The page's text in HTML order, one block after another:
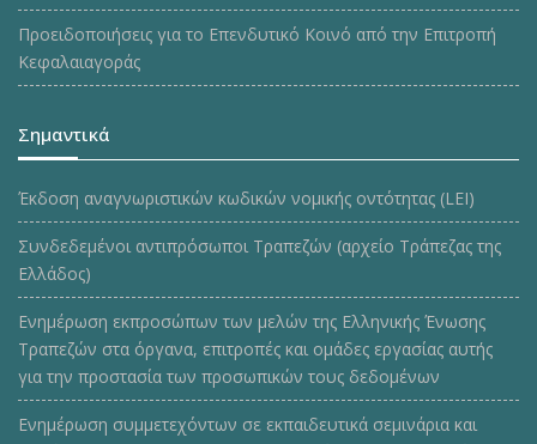
Προειδοποιήσεις για το Επενδυτικό Κοινό από την Επιτροπή
Κεφαλαιαγοράς
Σημαντικά
Έκδοση αναγνωριστικών κωδικών νομικής οντότητας (LEI)
Συνδεδεμένοι αντιπρόσωποι Τραπεζών (αρχείο Τράπεζας της
Ελλάδος)
Ενημέρωση εκπροσώπων των μελών της Ελληνικής Ένωσης
Τραπεζών στα όργανα, επιτροπές και ομάδες εργασίας αυτής
για την προστασία των προσωπικών τους δεδομένων
Ενημέρωση συμμετεχόντων σε εκπαιδευτικά σεμινάρια και